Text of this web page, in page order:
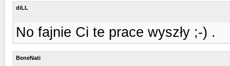
diLL
No fajnie Ci te prace wyszły ;-) .
BeneNati